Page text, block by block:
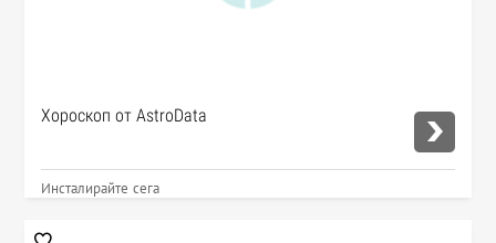
Хороскоп от AstroData
Инсталирайте сега